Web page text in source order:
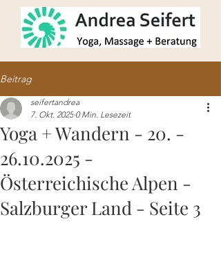
Beitrag
Yoga + Wandern - 20. -
26.10.2025 -
Österreichische Alpen -
Salzburger Land - Seite 3
seifertandrea
7. Okt. 2025 0 Min. Lesezeit